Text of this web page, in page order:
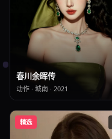
春川余晖传
动作· 城南· 2021
精选